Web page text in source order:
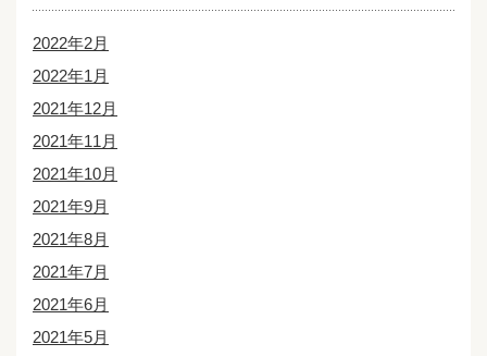
2022年2月
2022年1月
2021年12月
2021年11月
2021年10月
2021年9月
2021年8月
2021年7月
2021年6月
2021年5月